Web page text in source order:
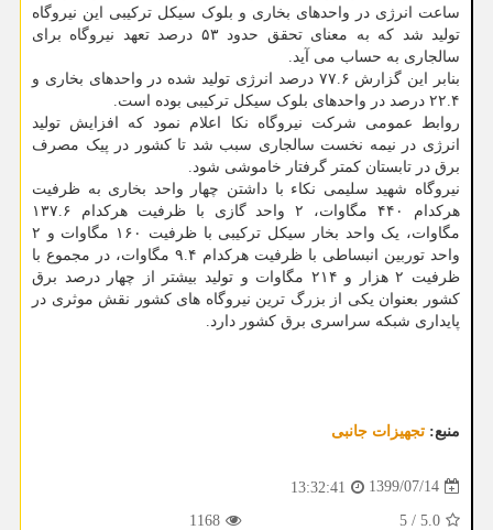
ساعت انرژی در واحدهای بخاری و بلوک سیکل ترکیبی این نیروگاه
تولید شد که به معنای تحقق حدود ۵۳ درصد تعهد نیروگاه برای
سالجاری به حساب می آید.
بنابر این گزارش ۷۷.۶ درصد انرژی تولید شده در واحدهای بخاری و
۲۲.۴ درصد در واحدهای بلوک سیکل ترکیبی بوده است.
روابط عمومی شرکت نیروگاه نکا اعلام نمود که افزایش تولید
انرژی در نیمه نخست سالجاری سبب شد تا کشور در پیک مصرف
برق در تابستان کمتر گرفتار خاموشی شود.
نیروگاه شهید سلیمی نکاء با داشتن چهار واحد بخاری به ظرفیت
هرکدام ۴۴۰ مگاوات، ۲ واحد گازی با ظرفیت هرکدام ۱۳۷.۶
مگاوات، یک واحد بخار سیکل ترکیبی با ظرفیت ۱۶۰ مگاوات و ۲
واحد توربین انبساطی با ظرفیت هرکدام ۹.۴ مگاوات، در مجموع با
ظرفیت ۲ هزار و ۲۱۴ مگاوات و تولید بیشتر از چهار درصد برق
کشور بعنوان یکی از بزرگ ترین نیروگاه های کشور نقش موثری در
پایداری شبکه سراسری برق کشور دارد.
منبع: تجهیزات جانبی
1399/07/14
13:32:41
5.0
/
5
1168